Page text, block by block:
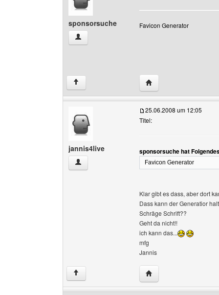
sponsorsuche
sponsorsuche Benutzer-Profile anzeigen
Favicon Generator
↑ Website dieses
jannis4live
jannis4live Benutzer-Profile anzeigen
25.06.2008 um 12:05
Titel:
sponsorsuche hat
Favicon Generator
Klar gibt es dass, aber dort
Dass kann der Generatior
Schräge Schrift??
Geht da nicht!!
ich kann das...
mfg
Jannis
↑ Website dieses